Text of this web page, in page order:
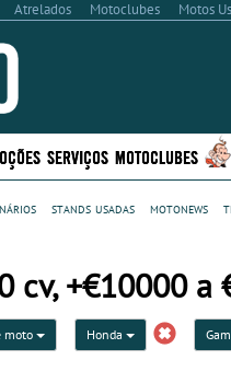
Atrelados Motoclubes Motos
SERVIÇOS MOTOCLUBES
stands usadas motonews
cv, +€10000
moto Honda